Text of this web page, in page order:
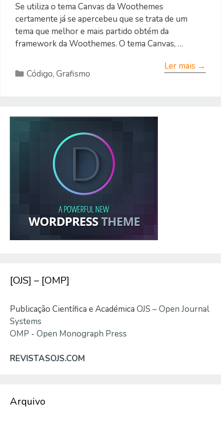
Se utiliza o tema Canvas da Woothemes
certamente já se apercebeu que se trata de um
tema que melhor e mais partido obtém da
framework da Woothemes. O tema Canvas, …
Ler mais →
Categorias
Código,Grafismo
[OJS] – [OMP]
Publicação Científica e Académica OJS – Open Journal
Systems
OMP - Open Monograph Press
REVISTASOJS.COM
Arquivo